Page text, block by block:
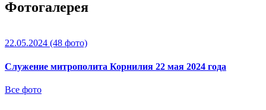
Фотогалерея
22.05.2024 (48 фото)
Служение митрополита Корнилия 22 мая 2024 года
Все фото